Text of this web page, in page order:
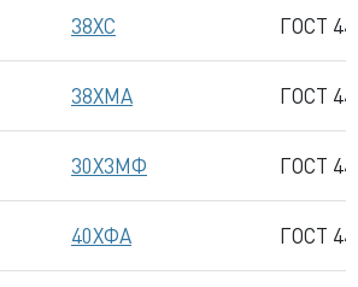
38ХС ГОСТ
38ХМА ГОСТ
30Х3МФ ГОСТ
40ХФА ГОСТ